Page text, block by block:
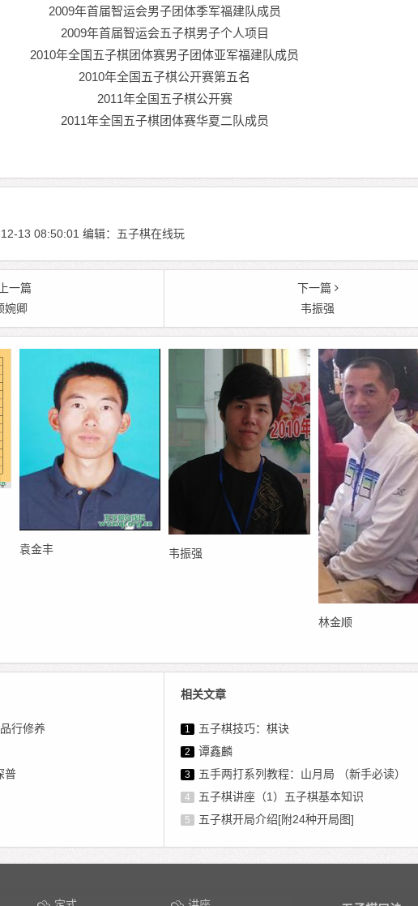
2009年首届智运会男子团体季军福建队成员
2009年首届智运会五子棋男子个人项目
2010年全国五子棋团体赛男子团体亚军福建队成员
2010年全国五子棋公开赛第五名
2011年全国五子棋公开赛
2011年全国五子棋团体赛华夏二队成员
13 08:50:01 编辑：五子棋在线玩
一篇
婉卿
下一篇
韦振强
袁金丰 韦振强
林金顺
行修养
普
相关文章
1 五子棋技巧：棋诀
2 谭鑫麟
3 五手两打系列教程：山月局 （新手必读）
4 五子棋讲座（1）五子棋基本知识
5 五子棋开局介绍[附24种开局图]